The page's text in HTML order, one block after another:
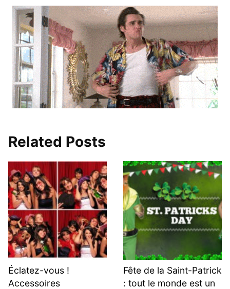
Related Posts
Éclatez-vous !
Accessoires
Fête de la Saint-Patrick
: tout le monde est un